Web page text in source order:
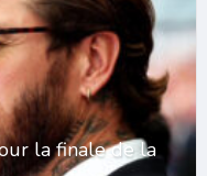
la finale de la